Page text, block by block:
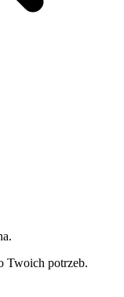
Twoich potrzeb.